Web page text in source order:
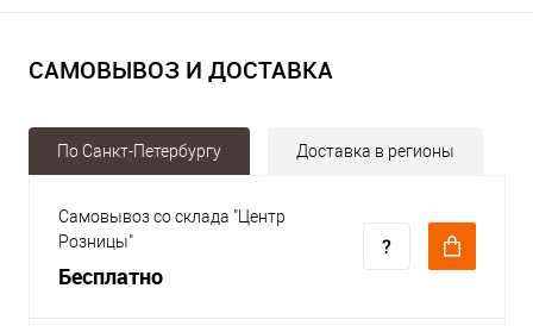
САМОВЫВОЗ И ДОСТАВКА
По Санкт-Петербургу Доставка в регионы
Самовывоз со склада "Центр
Розницы"
Бесплатно